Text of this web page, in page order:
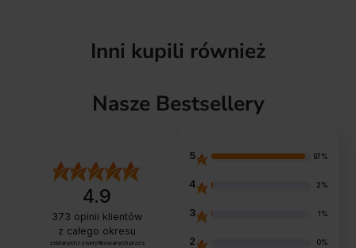
Inni kupili również
Nasze Bestsellery
4.9
373 opinii klientów
z całego okresu
zebranych i zweryfikowanych przez
5 97%
4 2%
3 1%
2 0%